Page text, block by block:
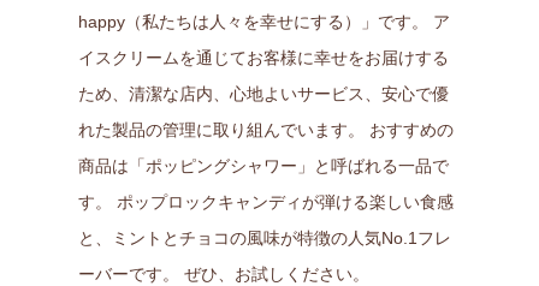
happy（私たちは人々を幸せにする）」です。 ア
イスクリームを通じてお客様に幸せをお届けする
ため、清潔な店内、心地よいサービス、安心で優
れた製品の管理に取り組んでいます。 おすすめの
商品は「ポッピングシャワー」と呼ばれる一品で
す。 ポップロックキャンディが弾ける楽しい食感
と、ミントとチョコの風味が特徴の人気No.1フレ
ーバーです。 ぜひ、お試しください。